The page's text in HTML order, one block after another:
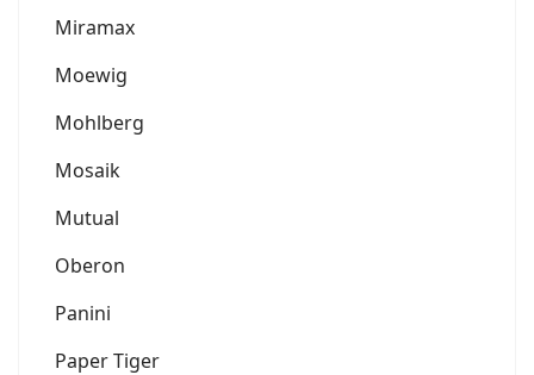
Miramax
Moewig
Mohlberg
Mosaik
Mutual
Oberon
Panini
Paper Tiger